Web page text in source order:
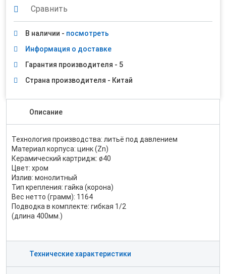
Сравнить
В наличии - посмотреть
Информация о доставке
Гарантия производителя - 5
Страна производителя - Китай
Описание
Технология производства: литьё под давлением
Материал корпуса: цинк (Zn)
Керамический картридж: ø40
Цвет: хром
Излив: монолитный
Тип крепления: гайка (корона)
Вес нетто (грамм): 1164
Подводка в комплекте: гибкая 1/2
(длина 400мм.)
Технические характеристики